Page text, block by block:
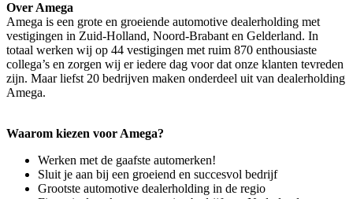
Over Amega
Amega is een grote en groeiende automotive dealerholding met
vestigingen in Zuid-Holland, Noord-Brabant en Gelderland. In
totaal werken wij op 44 vestigingen met ruim 870 enthousiaste
collega’s en zorgen wij er iedere dag voor dat onze klanten tevreden
zijn. Maar liefst 20 bedrijven maken onderdeel uit van dealerholding
Amega.
Waarom kiezen voor Amega?
Werken met de gaafste automerken!
Sluit je aan bij een groeiend en succesvol bedrijf
Grootste automotive dealerholding in de regio